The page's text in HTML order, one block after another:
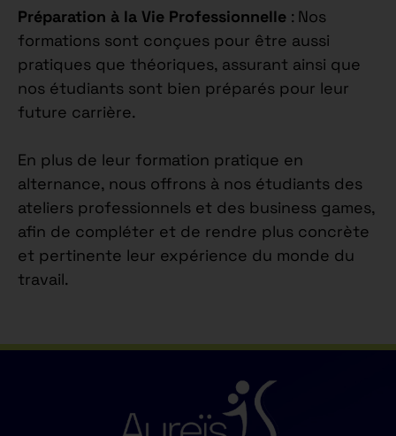
Préparation à la Vie Professionnelle : Nos
formations sont conçues pour être aussi
pratiques que théoriques, assurant ainsi que
nos étudiants sont bien préparés pour leur
future carrière.
En plus de leur formation pratique en
alternance, nous offrons à nos étudiants des
ateliers professionnels et des business games,
afin de compléter et de rendre plus concrète
et pertinente leur expérience du monde du
travail.